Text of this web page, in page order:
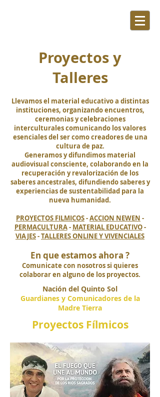
Proyectos y
Talleres
Llevamos el material educativo a distintas
instituciones, organizando encuentros,
ceremonias y celebraciones
interculturales comunicando los valores
esenciales del ser como creadores de una
cultura de paz.
Generamos y difundimos material
audiovisual consciente, colaborando en la
recuperación y revalorización de los
saberes ancestrales, difundiendo saberes y
experiencias de sustentabilidad para la
nueva humanidad.
PROYECTOS FILMICOS-ACCION NEWEN -
PERMACULTURA- MATERIAL EDUCATIVO-
VIAJES-TALLERES ONLINE Y VIVENCIALES
En que estamos ahora ?
Comunicate con nosotros si quieres
colaborar en alguno de los proyectos.
Nación del Quinto Sol
Guardianes y Comunicadores de la
Madre Tierra
Proyectos Fílmicos